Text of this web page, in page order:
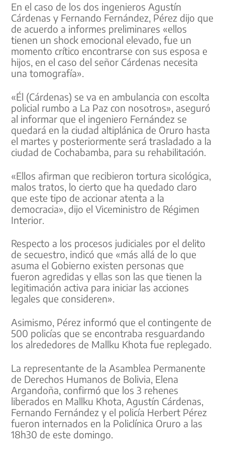
En el caso de los dos ingenieros Agustín
Cárdenas y Fernando Fernández, Pérez dijo que
de acuerdo a informes preliminares «ellos
tienen un shock emocional elevado, fue un
momento crítico encontrarse con sus esposa e
hijos, en el caso del señor Cárdenas necesita
una tomografía».
«Él (Cárdenas) se va en ambulancia con escolta
policial rumbo a La Paz con nosotros», aseguró
al informar que el ingeniero Fernández se
quedará en la ciudad altiplánica de Oruro hasta
el martes y posteriormente será trasladado a la
ciudad de Cochabamba, para su rehabilitación.
«Ellos afirman que recibieron tortura sicológica,
malos tratos, lo cierto que ha quedado claro
que este tipo de accionar atenta a la
democracia», dijo el Viceministro de Régimen
Interior.
Respecto a los procesos judiciales por el delito
de secuestro, indicó que «más allá de lo que
asuma el Gobierno existen personas que
fueron agredidas y ellas son las que tienen la
legitimación activa para iniciar las acciones
legales que consideren».
Asimismo, Pérez informó que el contingente de
500 policías que se encontraba resguardando
los alrededores de Mallku Khota fue replegado.
La representante de la Asamblea Permanente
de Derechos Humanos de Bolivia, Elena
Argandoña, confirmó que los 3 rehenes
liberados en Mallku Khota, Agustín Cárdenas,
Fernando Fernández y el policía Herbert Pérez
fueron internados en la Policlínica Oruro a las
18h30 de este domingo.